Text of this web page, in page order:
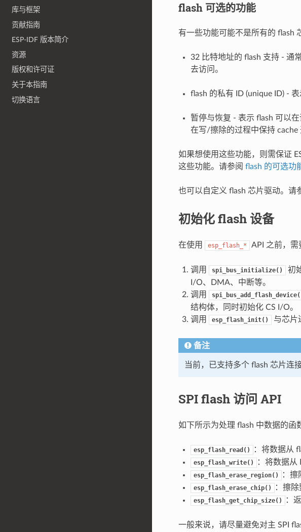
库与框架
贡献指南
ESP-IDF 版本简介
资源
版权和许可证
关于本指南
切换语言
flash 可选的功能
有一些功能可能不是所有的 flash
32 比特地址的 flash 支持 - 通
去访问。
flash 的私有 ID (unique ID) -
暂停与恢复 - 表示 flash 可以
在写/擦除的过程中保持 cache
如果想使用这些功能，则需保证
这些功能。请参阅 flash 的可选功
也可以自定义 flash 芯片驱动。请
初始化 flash 设备
在使用 esp_flash_* API 之前，需
调用 spi_bus_initialize()
初
I/O、DMA、中断等。
调用
结构体，同时初始化 CS I/O。
调用
esp_flash_init() 与芯片
备注
当前，已支持多个 flash 芯片连
SPI flash 访问 API
如下所示为处理 flash 中数据的函
esp_flash_read() ：将数据从
esp_flash_write() ：将数据从
esp_flash_erase_region() ：擦
esp_flash_erase_chip() ：擦除
esp_flash_get_chip_size() ：
一般来说，请尽量避免对主 SPI